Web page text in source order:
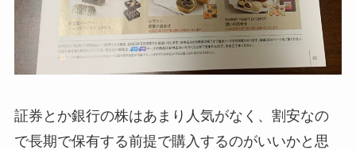
証券とか銀行の株はあまり人気がなく、割安なの
で長期で保有する前提で購入するのがいいかと思